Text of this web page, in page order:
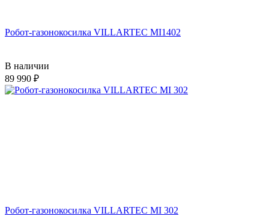
Робот-газонокосилка VILLARTEC MI1402
В наличии
89 990
Робот-газонокосилка VILLARTEC MI 302